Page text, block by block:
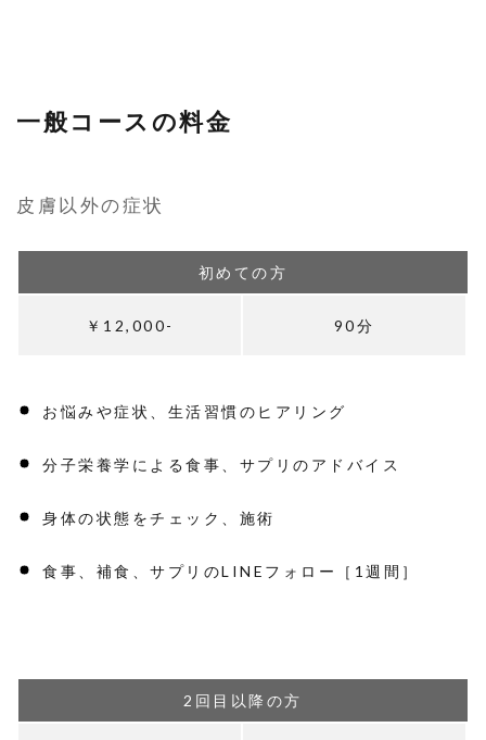
一般コースの料金
皮膚以外の症状
初めての方
￥12,000- 90分
お悩みや症状、生活習慣のヒアリング
分子栄養学による食事、サプリのアドバイス
身体の状態をチェック、施術
食事、補食、サプリのLINEフォロー［1週間］
2回目以降の方